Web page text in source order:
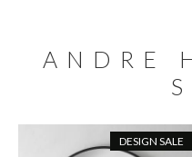
ANDRE
DESIGN SALE